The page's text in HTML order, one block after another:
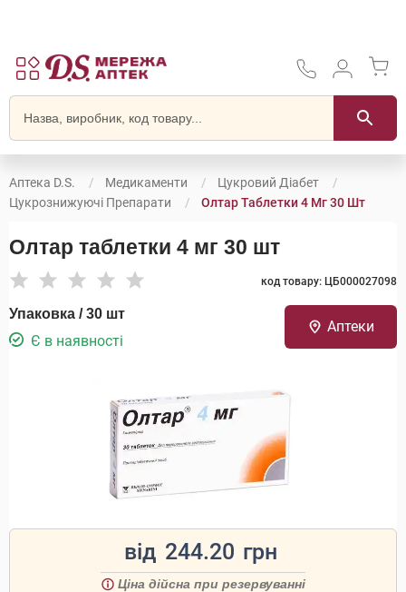
Аптека D.S. Медикаменти
Цукровий Діабет
Цукрознижуючі Препарати
Олтар Таблетки 4 Мг 30 Шт
Олтар таблетки 4 мг 30 шт
код товару: ЦБ000027098
Упаковка / 30 шт
Є в наявності
Аптеки
від 244.20 грн
Ціна дійсна при резервуванні